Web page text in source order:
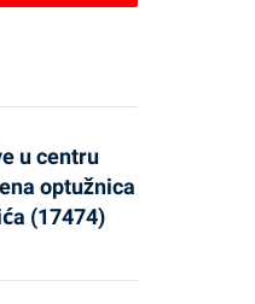
u centru
optužnica
(17474)